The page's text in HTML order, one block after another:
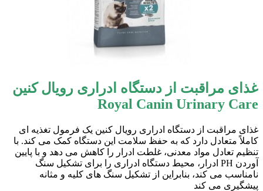
غذای مراقبت از دستگاه ادراری رویال کنین
Royal Canin Urinary Care
غذای مراقبت از دستگاه ادراری رویال کنین یک فرمول تغذیه ای
کاملاً متعادل دارد که به حفظ سلامت این دستگاه کمک می کند. با
تنظیم تعادل مواد معدنی، غلطت ادرار را کاهش می دهد و با پایین
آوردن PH ادرار، محیط دستگاه ادراری را برای تشکیل سنگ
نامناسب می کند، بنابراین از تشکیل سنگ های کلیه و مثانه
پیشگیری می کند